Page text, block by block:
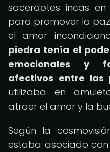
sacerdotes incas en
para promover la
el amor
piedra tenía el
emocionales y
afectivos entre las
utilizaba en
atraer el amor y la
Según la
estaba asociado